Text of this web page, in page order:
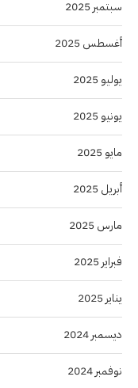
سبتمبر 2025
أغسطس 2025
يوليو 2025
يونيو 2025
مايو 2025
أبريل 2025
مارس 2025
فبراير 2025
يناير 2025
ديسمبر 2024
نوفمبر 2024